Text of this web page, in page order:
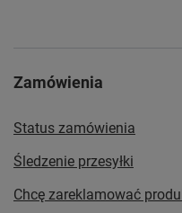
Zamówienia
Status zamówienia
Śledzenie przesyłki
Chcę zareklamować